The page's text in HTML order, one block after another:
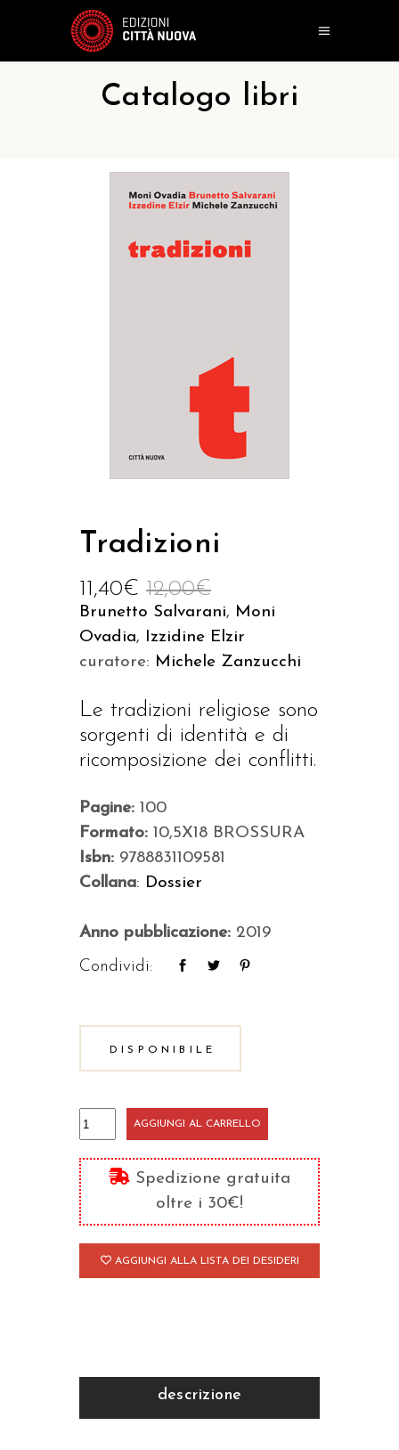
Catalogo libri
Tradizioni
12,00€
11,40€
Brunetto Salvarani, Moni
Ovadia, Izzidine Elzir
curatore: Michele Zanzucchi
Le tradizioni religiose sono
sorgenti di identità e di
ricomposizione dei conflitti.
Pagine: 100
Formato: 10,5X18 BROSSURA
Isbn: 9788831109581
Collana: Dossier
Anno pubblicazione: 2019
Condividi:
DISPONIBILE
Tradizioni
quantità
AGGIUNGI AL CARRELLO
Spedizione gratuita
oltre i 30€!
AGGIUNGI ALLA LISTA DEI DESIDERI
descrizione